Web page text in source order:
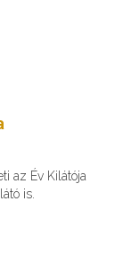
az Év Kilátója
is.